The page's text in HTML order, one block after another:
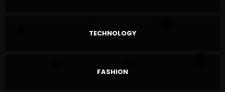
TECHNOLOGY
FASHION